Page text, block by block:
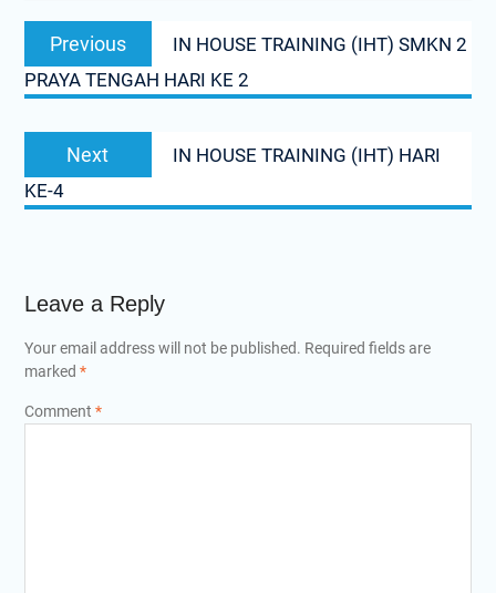
Post
navigation
Previous
post:
IN HOUSE TRAINING (IHT) SMKN 2
PRAYA TENGAH HARI KE 2
Next
post:
IN HOUSE TRAINING (IHT) HARI
KE-4
Leave a Reply
Your email address will not be published. Required fields are
marked *
Comment *